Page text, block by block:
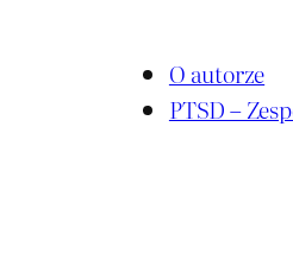
O autorze
PTSD –